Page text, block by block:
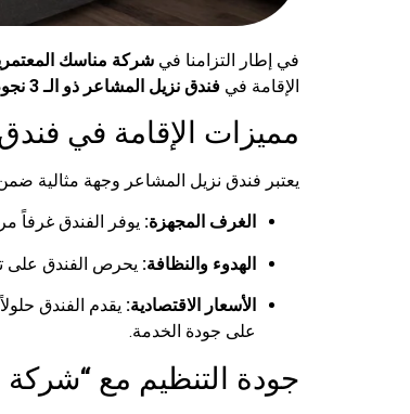
في إطار التزامنا في شركة مناسك
الإقامة في فندق نزيل المشاعر ذو الـ 3 نجوم
مميزات الإقامة في
يعتبر فندق نزيل المشاعر وجهة مثالية
الغرف المجهزة: يوفر الفندق غرفاً
الهدوء والنظافة: يحرص الفندق على
الأسعار الاقتصادية: يقدم الفندق
على جودة الخدمة.
جودة التنظيم مع “شركة